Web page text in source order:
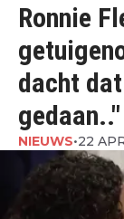
Ronnie
dacht
gedaan.."
NIEUWS•22